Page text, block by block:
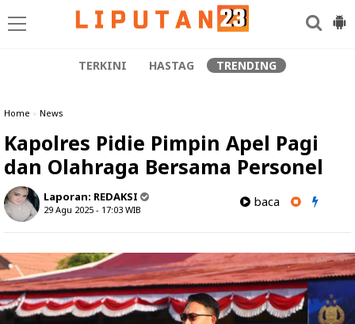
TERKINI HASTAG TRENDING
Home » News
Kapolres Pidie Pimpin Apel Pagi
dan Olahraga Bersama Personel
Laporan: REDAKSI
29 Agu 2025 - 17:03 WIB
baca